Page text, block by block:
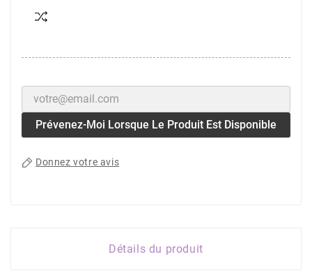
Prévenez-Moi Lorsque Le Produit Est Disponible
Donnez votre avis
Détails du produit